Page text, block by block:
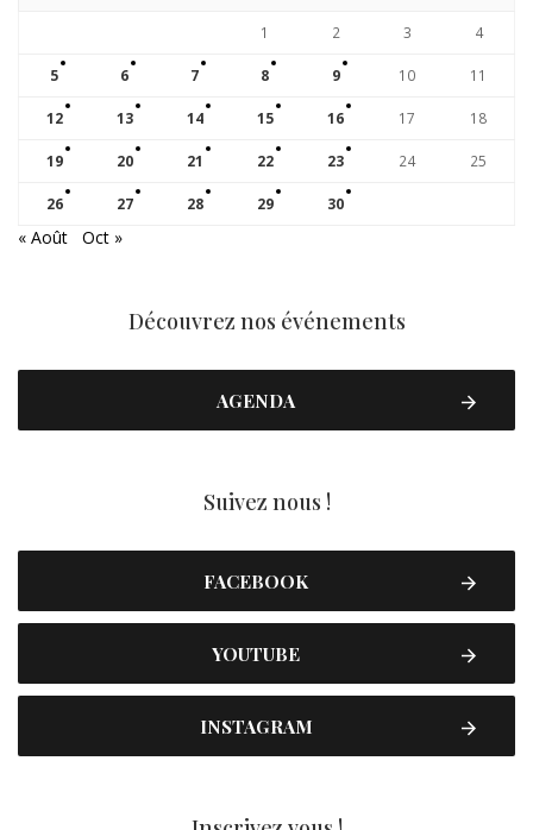
1 2 3 4
5 6 7 8 9 10 11
12 13 14 15 16 17 18
19 20 21 22 23 24 25
26 27 28 29 30
« Août Oct »
Découvrez nos événements
AGENDA
Suivez nous !
FACEBOOK
YOUTUBE
INSTAGRAM